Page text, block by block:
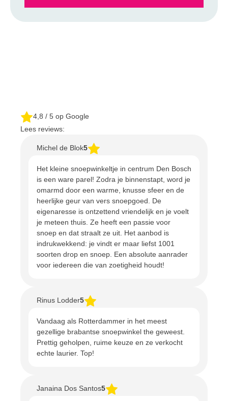
4,8 / 5 op Google
Lees reviews:
Michel de Blok5
Het kleine snoepwinkeltje in centrum Den Bosch
is een ware parel! Zodra je binnenstapt, word je
omarmd door een warme, knusse sfeer en de
heerlijke geur van vers snoepgoed. De
eigenaresse is ontzettend vriendelijk en je voelt
je meteen thuis. Ze heeft een passie voor
snoep en dat straalt ze uit. Het aanbod is
indrukwekkend: je vindt er maar liefst 1001
soorten drop en snoep. Een absolute aanrader
voor iedereen die van zoetigheid houdt!
Rinus Lodder5
Vandaag als Rotterdammer in het meest
gezellige brabantse snoepwinkel the geweest.
Prettig geholpen, ruime keuze en ze verkocht
echte laurier. Top!
Janaina Dos Santos5